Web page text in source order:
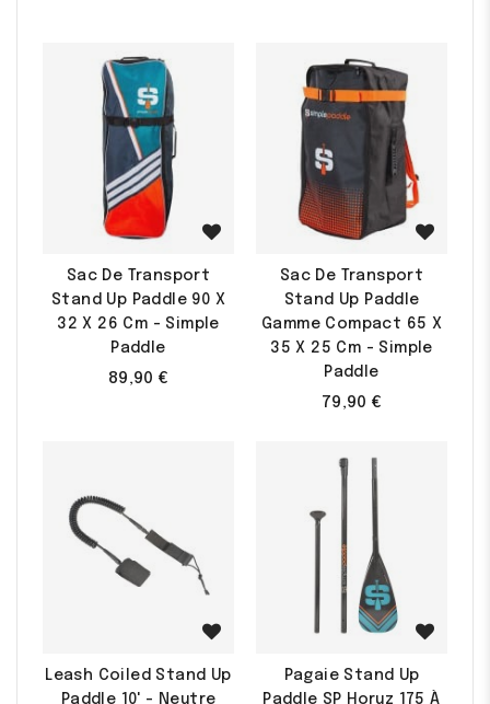
Sac De Transport
Stand Up Paddle 90 X
32 X 26 Cm - Simple
Paddle
89,90 €
Sac De Transport
Stand Up Paddle
Gamme Compact 65 X
35 X 25 Cm - Simple
Paddle
79,90 €
Leash Coiled Stand Up
Paddle 10' - Neutre
Pagaie Stand Up
Paddle SP Horuz 175 À